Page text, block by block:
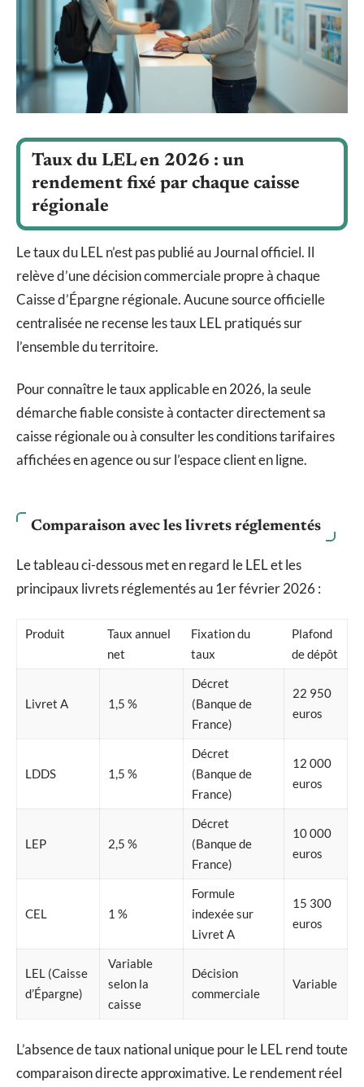
Taux du LEL en 2026 : un
rendement fixé par chaque caisse
régionale
Le taux du LEL n’est pas publié au Journal officiel. Il
relève d’une décision commerciale propre à chaque
Caisse d’Épargne régionale. Aucune source officielle
centralisée ne recense les taux LEL pratiqués sur
l’ensemble du territoire.
Pour connaître le taux applicable en 2026, la seule
démarche fiable consiste à contacter directement sa
caisse régionale ou à consulter les conditions tarifaires
affichées en agence ou sur l’espace client en ligne.
Comparaison avec les livrets réglementés
Le tableau ci-dessous met en regard le LEL et les
principaux livrets réglementés au 1er février 2026 :
Produit
Taux annuel
net
Fixation du
taux
Plafond
de dépôt
Livret A 1,5 %
Décret
(Banque de
France)
22 950
euros
LDDS 1,5 %
Décret
(Banque de
France)
12 000
euros
LEP 2,5 %
Décret
(Banque de
France)
10 000
euros
CEL 1 %
Formule
indexée sur
Livret A
15 300
euros
LEL (Caisse
d’Épargne)
Variable
selon la
caisse
Décision
commerciale
Variable
L’absence de taux national unique pour le LEL rend toute
comparaison directe approximative. Le rendement réel